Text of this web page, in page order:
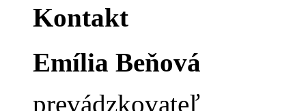
Kontakt
Emília Beňová
prevádzkovateľ